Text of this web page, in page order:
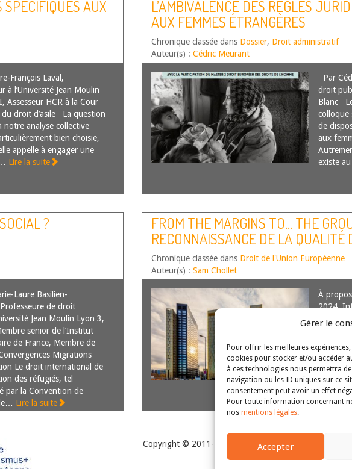
Gérer le
Pour offrir les meilleures
cookies pour stocker et/ou accéder
à ces technologies nous permettra
navigation ou les ID uniques sur ce
consentement peut avoir un effet
Pour toute information concernant
nos mentions légales.
Accepter
AUX
François Laval,
à l’Université Jean Moulin
Assesseur HCR à la Cour
droit d’asile La question
notre analyse collective
bien choisie,
appelle à engager une
Lire la suite
L’AMBIVALENCE DES RÈGLES
AUX FEMMES ÉTRANGÈRES
Chronique classée dans Dossier, Droit administratif
Auteur(s) : Cédric Meurant
Par
droit
Blanc
colloque
de
aux
existe
?
Laure Basilien-
de droit
Jean Moulin Lyon 3,
senior de l’Institut
de France, Membre de
Migrations
Le droit international de
des réfugiés, tel
par la Convention de
Lire la suite
FROM THE MARGINS TO… THE
RECONNAISSANCE DE LA QUALITÉ
FEMMES « EN TANT QUE TELLES »
Chronique classée dans Droit de l'Union Européenne
Auteur(s) : Sam Chollet
À
2024,
pri MS
Chollet
au sein
rattaché
Copyright © 2011-2026 Revue des droits et libertés
mentions légales